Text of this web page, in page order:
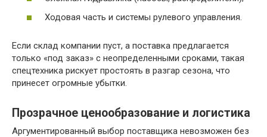
Ходовая часть и системы рулевого управления.
Если склад компании пуст, а поставка предлагается
только «под заказ» с неопределенными сроками, такая
спецтехника рискует простоять в разгар сезона, что
принесет огромные убытки.
Прозрачное ценообразование и логистика
Аргументированный выбор поставщика невозможен без